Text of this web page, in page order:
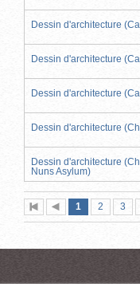
Dessin d'architecture
Dessin d'architecture
Dessin d'architecture
Dessin d'architecture
Dessin d'architecture
Nuns Asylum)
Première
page
Page
précédente
Page
1 (page
actuelle)
Page
2 3